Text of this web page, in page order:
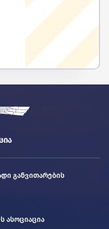
განვითარების
ასოციაცია